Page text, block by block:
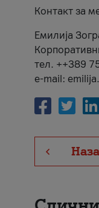
Контакт за
Емилија
тел. ++389
e-mail: